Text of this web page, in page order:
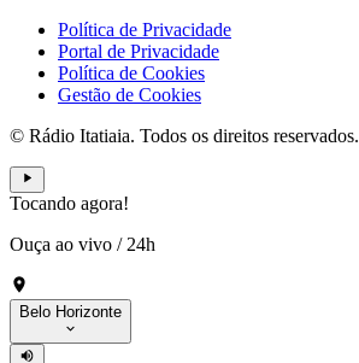
Política de Privacidade
Portal de Privacidade
Política de Cookies
Gestão de Cookies
© Rádio Itatiaia. Todos os direitos reservados.
Tocando agora!
Ouça ao vivo / 24h
Belo Horizonte